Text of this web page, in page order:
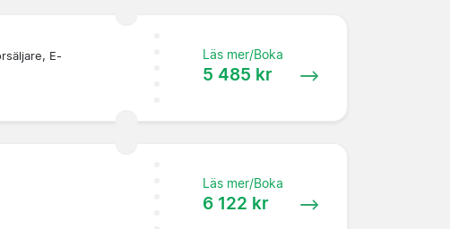
E-
Läs mer/Boka
5 485 kr
Läs mer/Boka
6 122 kr